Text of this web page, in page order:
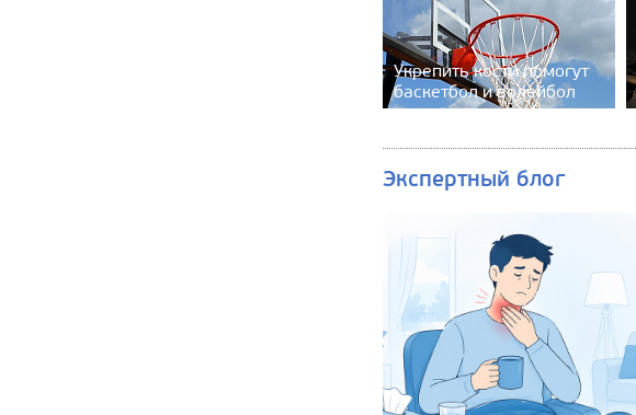
Укрепить кости помогут
баскетбол и волейбол
Экспертный блог